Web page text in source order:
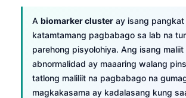
A biomarker cluster ay isang pangkat
katamtamang pagbabago sa lab na
parehong pisyolohiya. Ang isang maliit
abnormalidad ay maaaring walang
tatlong maliliit na pagbabago na
magkakasama ay kadalasang kung